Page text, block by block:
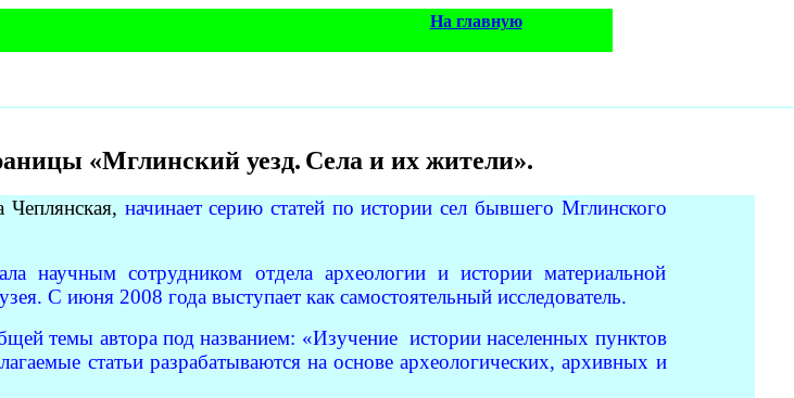
На главную
«Мглинский уезд. Села и их жители».
Чеплянская, начинает серию статей по истории сел бывшего Мглинского
научным сотрудником отдела археологии и истории материальной
С июня 2008 года выступает как самостоятельный исследователь.
темы автора под названием: «Изучение истории населенных пунктов
статьи разрабатываются на основе археологических, архивных и